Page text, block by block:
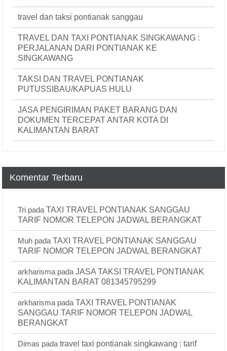
travel dan taksi pontianak sanggau
TRAVEL DAN TAXI PONTIANAK SINGKAWANG :
PERJALANAN DARI PONTIANAK KE
SINGKAWANG
TAKSI DAN TRAVEL PONTIANAK
PUTUSSIBAU/KAPUAS HULU
JASA PENGIRIMAN PAKET BARANG DAN
DOKUMEN TERCEPAT ANTAR KOTA DI
KALIMANTAN BARAT
Komentar Terbaru
Tri padaTAXI TRAVEL PONTIANAK SANGGAU
TARIF NOMOR TELEPON JADWAL BERANGKAT
Muh padaTAXI TRAVEL PONTIANAK SANGGAU
TARIF NOMOR TELEPON JADWAL BERANGKAT
arkharisma padaJASA TAKSI TRAVEL PONTIANAK
KALIMANTAN BARAT 081345795299
arkharisma padaTAXI TRAVEL PONTIANAK
SANGGAU TARIF NOMOR TELEPON JADWAL
BERANGKAT
Dimas padatravel taxi pontianak singkawang : tarif